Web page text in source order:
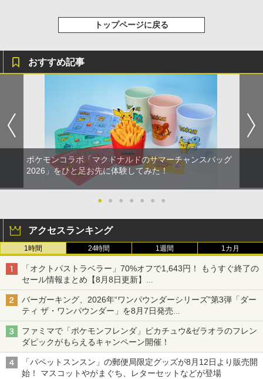
トップページに戻る
おすすめ記事
ポケモンコラボ「マクドナルドのサマーチャンスバッグ
2026」をひと足お先に体験してみた！
● ● ● ● ● ● ●
アクセスランキング
1時間 24時間 1週間 1カ月
「オクトパストラベラー」70%オフで1,643円！ もうすぐ終了の
セール情報まとめ【8月8日更新】
ニンテンドーeショップでは「大神 絶景版」が67%オフで990円
バーガーキング、2026年“ワンパウンダーシリーズ”第3弾「ダー
ティ ザ・ワンパウンダー」を8月7日発売
「特製ガーリックマヨソース」を使用した超大型チーズバーガー
ファミマで「ポケモンフレンダ」ピカチュウ&ゼラオラのフレン
ダピックがもらえるキャンペーン開催！
「パペットスンスン」の郵便局限定グッズが8月12日より販売開
始！ マスコットやがまぐち、レターセットなどが登場